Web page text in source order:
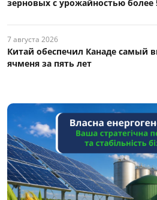
зерновых с урожайностью более
7 августа 2026
Китай обеспечил Канаде самый
ячменя за пять лет